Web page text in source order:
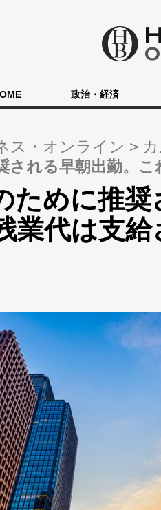
政治・経済
ス・オンライン
される早朝出勤。
ために推
業代は支